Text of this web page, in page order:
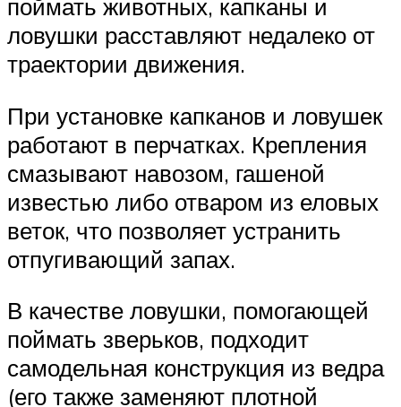
поймать животных, капканы и
ловушки расставляют недалеко от
траектории движения.
При установке капканов и ловушек
работают в перчатках. Крепления
смазывают навозом, гашеной
известью либо отваром из еловых
веток, что позволяет устранить
отпугивающий запах.
В качестве ловушки, помогающей
поймать зверьков, подходит
самодельная конструкция из ведра
(его также заменяют плотной